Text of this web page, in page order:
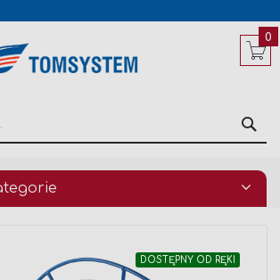
0
DOSTĘPNY OD RĘKI